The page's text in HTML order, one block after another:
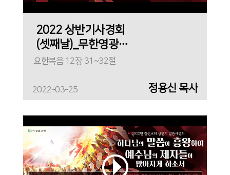
2022 상반기사경회
(셋째날)_무한영광
십자가
요한복음 12장 31~32절
2022-03-25 정용신 목사